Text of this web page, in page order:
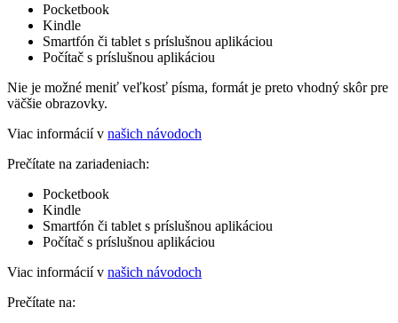
Pocketbook
Kindle
Smartfón či tablet s príslušnou aplikáciou
Počítač s príslušnou aplikáciou
Nie je možné meniť veľkosť písma, formát je preto vhodný skôr pre
väčšie obrazovky.
Viac informácií v našich návodoch
Prečítate na zariadeniach:
Pocketbook
Kindle
Smartfón či tablet s príslušnou aplikáciou
Počítač s príslušnou aplikáciou
Viac informácií v našich návodoch
Prečítate na: